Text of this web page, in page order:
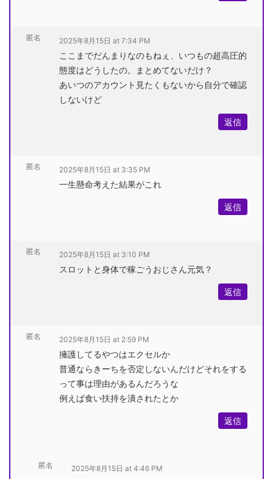
匿名 2025年8月15日 at 7:34 PM
ここまでだんまりなのもねぇ、いつもの超高圧的
態度はどうしたの。まとめてないだけ？
あいつのアカウント見たくもないから自分で確認
しないけど
返信
匿名 2025年8月15日 at 3:35 PM
一生懸命考えた結果がこれ
返信
匿名 2025年8月15日 at 3:10 PM
スロットと身体で稼ごうおじさん元気？
返信
匿名 2025年8月15日 at 2:59 PM
擁護してるやつはエクセルか
普通ならきーちを否定しないんだけどそれをする
って事は理由があるんだろうな
例えば食い扶持を潰されたとか
返信
匿名 2025年8月15日 at 4:46 PM